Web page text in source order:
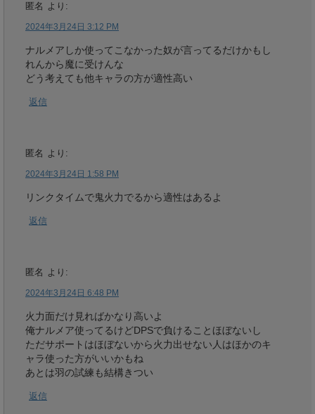
匿名 より:
2024年3月24日 3:12 PM
ナルメアしか使ってこなかった奴が言ってるだけかもし
れんから魔に受けんな
どう考えても他キャラの方が適性高い
返信
匿名 より:
2024年3月24日 1:58 PM
リンクタイムで鬼火力でるから適性はあるよ
返信
匿名 より:
2024年3月24日 6:48 PM
火力面だけ見ればかなり高いよ
俺ナルメア使ってるけどDPSで負けることほぼないし
ただサポートはほぼないから火力出せない人はほかのキ
ャラ使った方がいいかもね
あとは羽の試練も結構きつい
返信